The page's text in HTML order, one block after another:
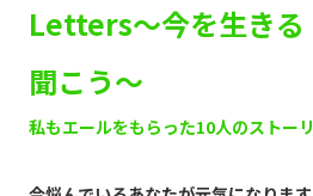
Letters～今を生きる
聞こう～
私もエールをもらった10人のストー